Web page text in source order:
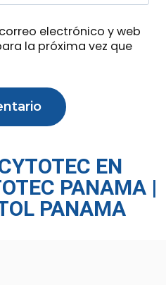
electrónico y web
la próxima vez que
EN
PANAMA |
PANAMA